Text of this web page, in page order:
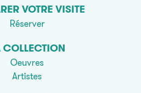
VOTRE VISITE
Réserver
COLLECTION
Oeuvres
Artistes